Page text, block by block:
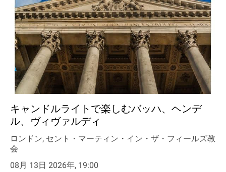
キャンドルライトで楽しむバッハ、ヘンデ
ル、ヴィヴァルディ
ロンドン, セント・マーティン・イン・ザ・フィールズ教
会
08月 13日 2026年, 19:00